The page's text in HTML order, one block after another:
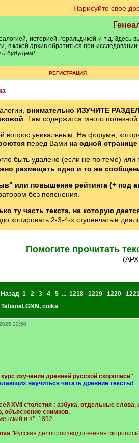
Нарисуйте свое
историей, геральдикой и т.д. Здесь
в какой архив обратиться при
и будущем!
РЕГИСТРАЦИЯ
внимательно ИЗУЧИТЕ РАЗДЕЛ
. Там содержится много
вопрос уникальным. На форуме,
перед Вами на одной странице
быть удалено (если не по теме)
размещать одно и то же
или повышение рейтинга (+ под
без пояснения.
ту часть текста, на которую
копировать 2-3-4-х ступенчатые
Помогите прочитать
1 2 3 4 5 ... 1218 1219 1220
TatianaLGNN, coika
20:50
изучения древней русской скорописи"
научиться читать древние тексты!
XVII столетия : азбука, отдельные
объяснение снимков.
и К°, 1892
"Русская делопроизводственная